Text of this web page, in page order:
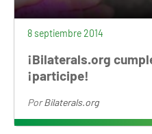
8 septiembre 2014
¡Bilaterals.org
¡participe!
PorBilaterals.org